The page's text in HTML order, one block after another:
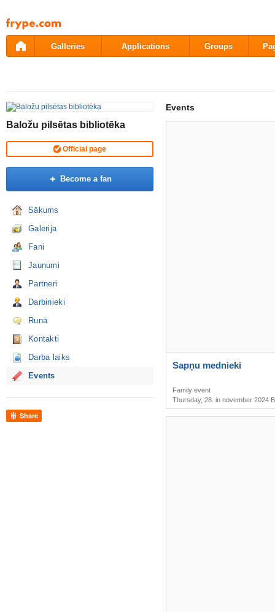
Pāriet
uz
saturu
Galleries Applications Groups
Baložu pilsētas bibliotēka
Official page
Become a fan
Sākums
Galerija
Fani
Jaunumi
Partneri
Darbinieki
Runā
Kontakti
Darba laiks
Events
Share
Events
Sapņu mednieki
Family event
Thursday, 28. in november 2024